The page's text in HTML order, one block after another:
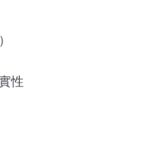
性